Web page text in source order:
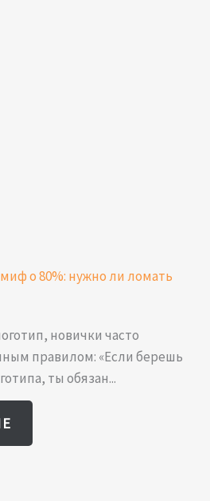
о 80%: нужно ли ломать
новички часто
правилом: «Если берешь
ты обязан...